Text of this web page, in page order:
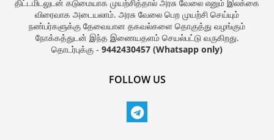
திட்டமிடலுடன் கடுமையாக முயற்சித்தால் அரசு வேலை எனும் இலக்கை
விரைவாக அடையலாம். அரசு வேலை பெற முயற்சி செய்யும்
நண்பர்களுக்கு தேவையான தகவல்களை தொகுத்து வழங்கும்
நோக்கத்துடன் இந்த இணையதளம் செயல்பட்டு வருகிறது.
தொடர்புக்கு - 9442430457 (Whatsapp only)
FOLLOW US